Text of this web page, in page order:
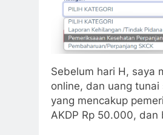
Sebelum hari H, saya
online, dan uang
yang mencakup
AKDP Rp 50.000, dan